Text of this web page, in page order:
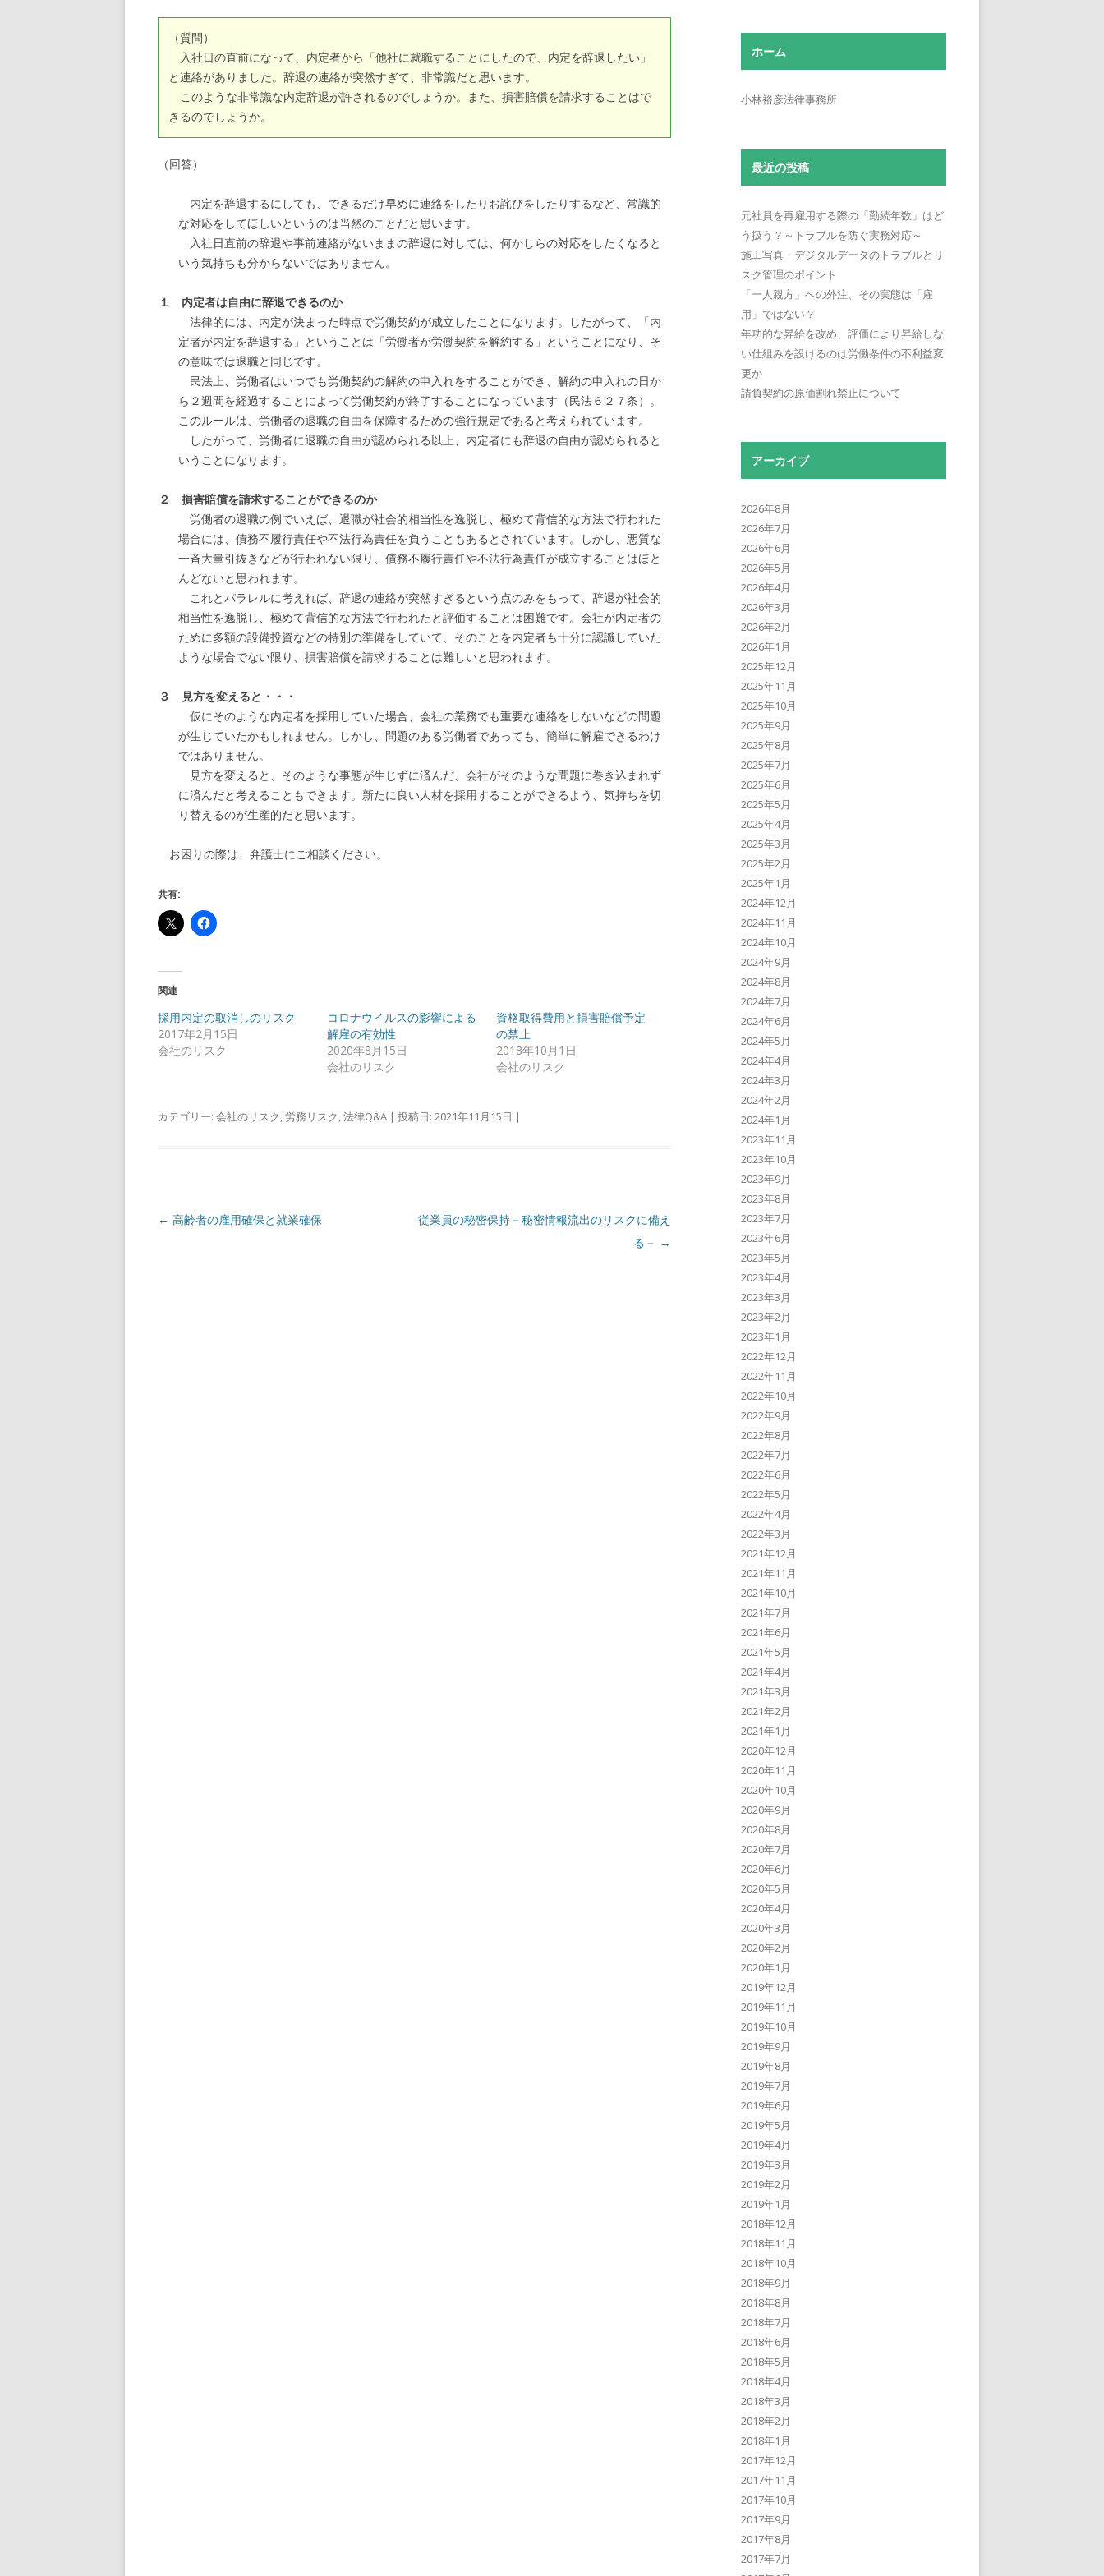
（質問）
入社日の直前になって、内定者から「他社に就職することにしたので、内定を辞退したい」
と連絡がありました。辞退の連絡が突然すぎて、非常識だと思います。
このような非常識な内定辞退が許されるのでしょうか。また、損害賠償を請求することはで
きるのでしょうか。
（回答）
内定を辞退するにしても、できるだけ早めに連絡をしたりお詫びをしたりするなど、常識的
な対応をしてほしいというのは当然のことだと思います。
入社日直前の辞退や事前連絡がないままの辞退に対しては、何かしらの対応をしたくなると
いう気持ちも分からないではありません。
１ 内定者は自由に辞退できるのか
法律的には、内定が決まった時点で労働契約が成立したことになります。したがって、「内
定者が内定を辞退する」ということは「労働者が労働契約を解約する」ということになり、そ
の意味では退職と同じです。
民法上、労働者はいつでも労働契約の解約の申入れをすることができ、解約の申入れの日か
ら２週間を経過することによって労働契約が終了することになっています（民法６２７条）。
このルールは、労働者の退職の自由を保障するための強行規定であると考えられています。
したがって、労働者に退職の自由が認められる以上、内定者にも辞退の自由が認められると
いうことになります。
２ 損害賠償を請求することができるのか
労働者の退職の例でいえば、退職が社会的相当性を逸脱し、極めて背信的な方法で行われた
場合には、債務不履行責任や不法行為責任を負うこともあるとされています。しかし、悪質な
一斉大量引抜きなどが行われない限り、債務不履行責任や不法行為責任が成立することはほと
んどないと思われます。
これとパラレルに考えれば、辞退の連絡が突然すぎるという点のみをもって、辞退が社会的
相当性を逸脱し、極めて背信的な方法で行われたと評価することは困難です。会社が内定者の
ために多額の設備投資などの特別の準備をしていて、そのことを内定者も十分に認識していた
ような場合でない限り、損害賠償を請求することは難しいと思われます。
３ 見方を変えると・・・
仮にそのような内定者を採用していた場合、会社の業務でも重要な連絡をしないなどの問題
が生じていたかもしれません。しかし、問題のある労働者であっても、簡単に解雇できるわけ
ではありません。
見方を変えると、そのような事態が生じずに済んだ、会社がそのような問題に巻き込まれず
に済んだと考えることもできます。新たに良い人材を採用することができるよう、気持ちを切
り替えるのが生産的だと思います。
お困りの際は、弁護士にご相談ください。
共有:
関連
採用内定の取消しのリスク
2017年2月15日
会社のリスク
コロナウイルスの影響による
解雇の有効性
2020年8月15日
会社のリスク
資格取得費用と損害賠償予定
の禁止
2018年10月1日
会社のリスク
カテゴリー: 会社のリスク,労務リスク,法律Q&A | 投稿日: 2021年11月15日 |
投
← 高齢者の雇用確保と就業確保
従業員の秘密保持－秘密情報流出のリスクに備え
る－ →
ホーム
小林裕彦法律事務所
最近の投稿
元社員を再雇用する際の「勤続年数」はど
う扱う？～トラブルを防ぐ実務対応～
施工写真・デジタルデータのトラブルとリ
スク管理のポイント
「一人親方」への外注、その実態は「雇
用」ではない？
年功的な昇給を改め、評価により昇給しな
い仕組みを設けるのは労働条件の不利益変
更か
請負契約の原価割れ禁止について
アーカイブ
2026年8月
2026年7月
2026年6月
2026年5月
2026年4月
2026年3月
2026年2月
2026年1月
2025年12月
2025年11月
2025年10月
2025年9月
2025年8月
2025年7月
2025年6月
2025年5月
2025年4月
2025年3月
2025年2月
2025年1月
2024年12月
2024年11月
2024年10月
2024年9月
2024年8月
2024年7月
2024年6月
2024年5月
2024年4月
2024年3月
2024年2月
2024年1月
2023年11月
2023年10月
2023年9月
2023年8月
2023年7月
2023年6月
2023年5月
2023年4月
2023年3月
2023年2月
2023年1月
2022年12月
2022年11月
2022年10月
2022年9月
2022年8月
2022年7月
2022年6月
2022年5月
2022年4月
2022年3月
2021年12月
2021年11月
2021年10月
2021年7月
2021年6月
2021年5月
2021年4月
2021年3月
2021年2月
2021年1月
2020年12月
2020年11月
2020年10月
2020年9月
2020年8月
2020年7月
2020年6月
2020年5月
2020年4月
2020年3月
2020年2月
2020年1月
2019年12月
2019年11月
2019年10月
2019年9月
2019年8月
2019年7月
2019年6月
2019年5月
2019年4月
2019年3月
2019年2月
2019年1月
2018年12月
2018年11月
2018年10月
2018年9月
2018年8月
2018年7月
2018年6月
2018年5月
2018年4月
2018年3月
2018年2月
2018年1月
2017年12月
2017年11月
2017年10月
2017年9月
2017年8月
2017年7月